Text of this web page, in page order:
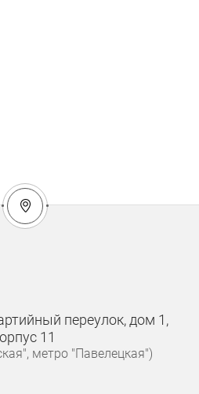
переулок, дом 1,
11
метро "Павелецкая")